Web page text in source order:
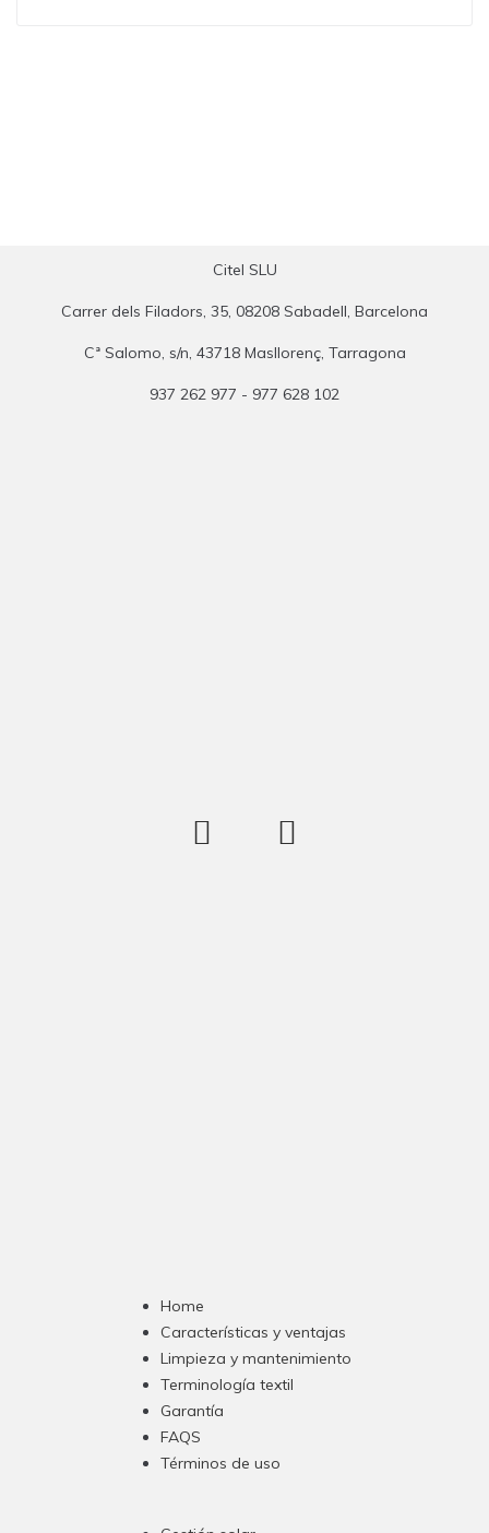
Citel SLU
Carrer dels Filadors, 35, 08208 Sabadell, Barcelona
Cª Salomo, s/n, 43718 Masllorenç, Tarragona
937 262 977 - 977 628 102
Home
Características y ventajas
Limpieza y mantenimiento
Terminología textil
Garantía
FAQS
Términos de uso